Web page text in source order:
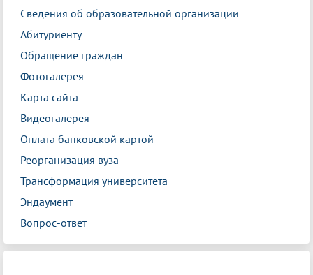
Сведения об образовательной организации
Абитуриенту
Обращение граждан
Фотогалерея
Карта сайта
Видеогалерея
Оплата банковской картой
Реорганизация вуза
Трансформация университета
Эндаумент
Вопрос-ответ